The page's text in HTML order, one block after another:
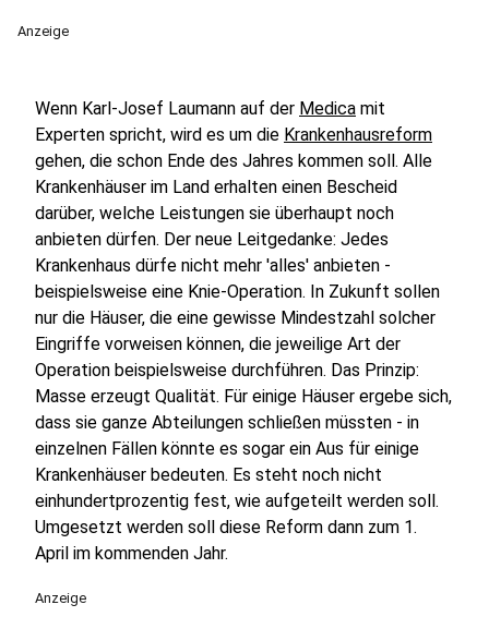
Anzeige
Wenn Karl-Josef Laumann auf der Medica mit
Experten spricht, wird es um die Krankenhausreform
gehen, die schon Ende des Jahres kommen soll. Alle
Krankenhäuser im Land erhalten einen Bescheid
darüber, welche Leistungen sie überhaupt noch
anbieten dürfen. Der neue Leitgedanke: Jedes
Krankenhaus dürfe nicht mehr 'alles' anbieten -
beispielsweise eine Knie-Operation. In Zukunft sollen
nur die Häuser, die eine gewisse Mindestzahl solcher
Eingriffe vorweisen können, die jeweilige Art der
Operation beispielsweise durchführen. Das Prinzip:
Masse erzeugt Qualität. Für einige Häuser ergebe sich,
dass sie ganze Abteilungen schließen müssten - in
einzelnen Fällen könnte es sogar ein Aus für einige
Krankenhäuser bedeuten. Es steht noch nicht
einhundertprozentig fest, wie aufgeteilt werden soll.
Umgesetzt werden soll diese Reform dann zum 1.
April im kommenden Jahr.
Anzeige